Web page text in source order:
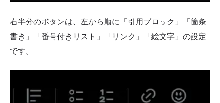
右半分のボタンは、左から順に「引用ブロック」「箇条
書き」「番号付きリスト」「リンク」「絵文字」の設定
です。